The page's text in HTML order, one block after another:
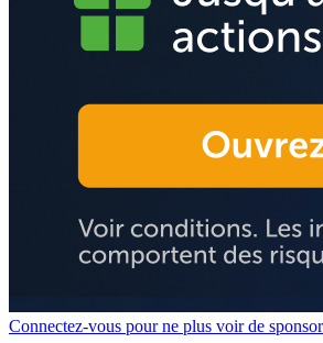
Connectez-vous pour ne plus voir de